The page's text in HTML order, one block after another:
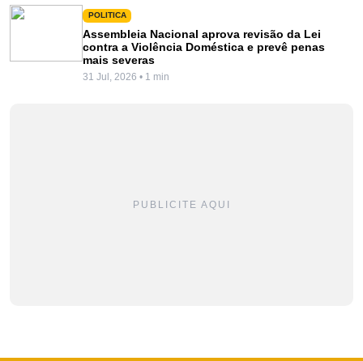
POLITICA
Assembleia Nacional aprova revisão da Lei
contra a Violência Doméstica e prevê penas
mais severas
31 Jul, 2026 • 1 min
PUBLICITE AQUI